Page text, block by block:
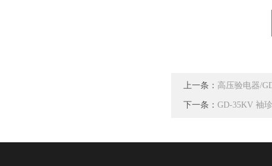
上一条： 高压验电器/
下一条： GD-35KV 袖